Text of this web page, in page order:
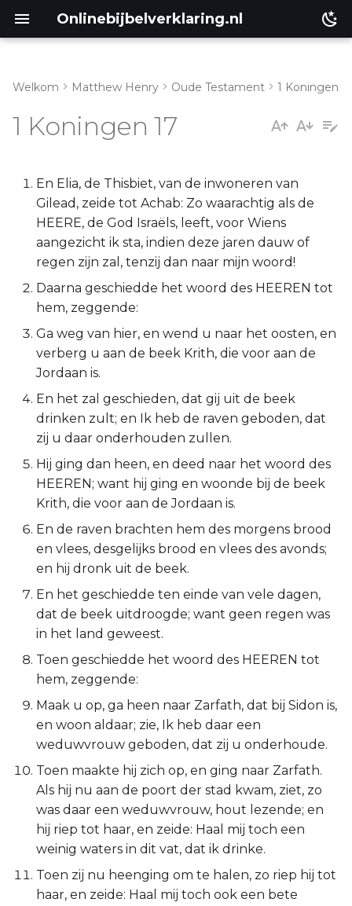
Onlinebijbelverklaring.nl
1 Koningen 17:1-7
1 Koningen 17:8-16
1 Koningen 17:17-24
Lukas
Johannes
Handelingen
Romeinen
1 Korinthe
2 Korinthe
Galaten
Filipenzen
Kolossenzen
1 Thessalonicenzen
2 Thessalonicenzen
2 Timótheüs
Titus
Hebreeën
Jakobus
1 Petrus
Welkom Matthew Henry Oude Testament 1 Koningen
1 Koningen 17
En Elia, de Thisbiet, van de inwoneren van
Gilead, zeide tot Achab: Zo waarachtig als de
HEERE, de God Israëls, leeft, voor Wiens
aangezicht ik sta, indien deze jaren dauw of
regen zijn zal, tenzij dan naar mijn woord!
Daarna geschiedde het woord des HEEREN tot
hem, zeggende:
Ga weg van hier, en wend u naar het oosten, en
verberg u aan de beek Krith, die voor aan de
Jordaan is.
En het zal geschieden, dat gij uit de beek
drinken zult; en Ik heb de raven geboden, dat
zij u daar onderhouden zullen.
Hij ging dan heen, en deed naar het woord des
HEEREN; want hij ging en woonde bij de beek
Krith, die voor aan de Jordaan is.
En de raven brachten hem des morgens brood
en vlees, desgelijks brood en vlees des avonds;
en hij dronk uit de beek.
En het geschiedde ten einde van vele dagen,
dat de beek uitdroogde; want geen regen was
in het land geweest.
Toen geschiedde het woord des HEEREN tot
hem, zeggende:
Maak u op, ga heen naar Zarfath, dat bij Sidon is,
en woon aldaar; zie, Ik heb daar een
weduwvrouw geboden, dat zij u onderhoude.
Toen maakte hij zich op, en ging naar Zarfath.
Als hij nu aan de poort der stad kwam, ziet, zo
was daar een weduwvrouw, hout lezende; en
hij riep tot haar, en zeide: Haal mij toch een
weinig waters in dit vat, dat ik drinke.
Toen zij nu heenging om te halen, zo riep hij tot
haar, en zeide: Haal mij toch ook een bete